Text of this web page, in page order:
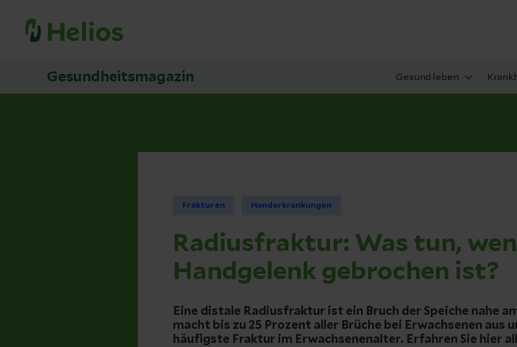
Gesundheitsmagazin Gesund leben
Frakturen Handerkrankungen
Radiusfraktur: Was tun,
Handgelenk gebrochen ist?
Eine distale Radiusfraktur ist ein Bruch der Speiche nahe
macht bis zu 25 Prozent aller Brüche bei Erwachsenen aus
häufigste Fraktur im Erwachsenenalter. Erfahren Sie hier